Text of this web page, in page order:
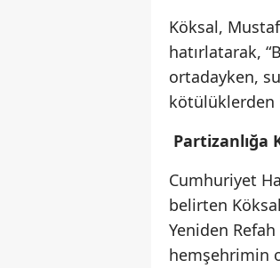
Köksal,
hatırlatarak,
ortadayken,
kötülüklerden
Partizanlığa
Cumhuriyet
belirten
Yeniden
hemşehrimin